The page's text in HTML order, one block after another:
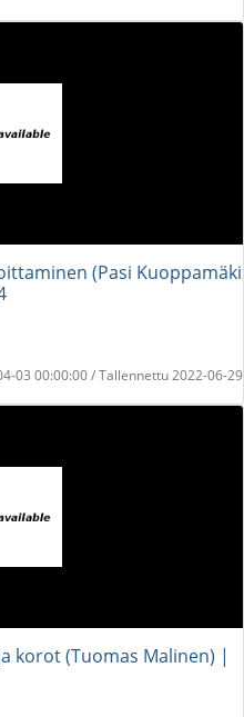
(Pasi Kuoppamäki
03 00:00:00 / Tallennettu 2022-06-29
korot (Tuomas Malinen) |